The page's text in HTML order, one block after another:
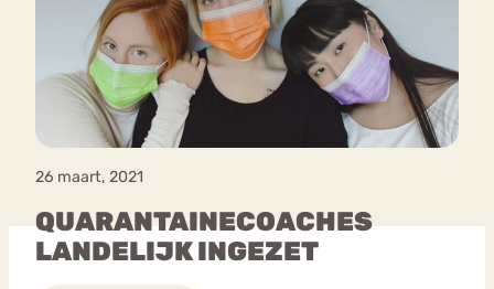
26 maart, 2021
QUARANTAINECOACHES
LANDELIJK INGEZET
Chat
Forum
Bouli
mia
osa
Eetstoornis Anorexia Nervosa
Orthorexia
Afvallen Angst